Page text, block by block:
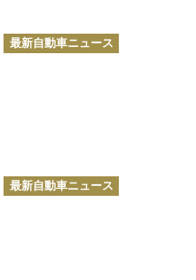
カ
テ
最新自動車ニュース
カ
テ
最新自動車ニュース